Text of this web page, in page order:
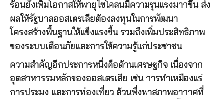
ร้อนยังเพิ่มโอกาสให้พายุไซโคลนมีความรุนแรงมากขึ้น ส่ง
ผลให้รัฐบาลออสเตรเลียต้องลงทุนในการพัฒนา
โครงสร้างพื้นฐานให้แข็งแรงขึ้น รวมถึงเพิ่มประสิทธิภาพ
ของระบบเตือนภัยและการให้ความรู้แก่ประชาชน
ความสำคัญอีกประการหนึ่งคือด้านเศรษฐกิจ เนื่องจาก
อุตสาหกรรมหลักของออสเตรเลีย เช่น การทำเหมืองแร่
การประมง และการท่องเที่ยว ล้วนพึ่งพาสภาพอากาศที่